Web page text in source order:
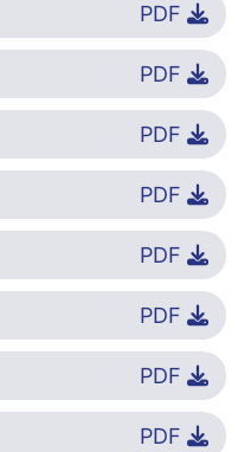
PDF
PDF
PDF
PDF
PDF
PDF
PDF
PDF